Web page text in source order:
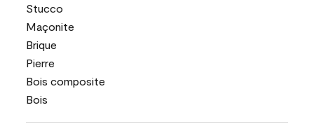
Stucco
Maçonite
Brique
Pierre
Bois composite
Bois